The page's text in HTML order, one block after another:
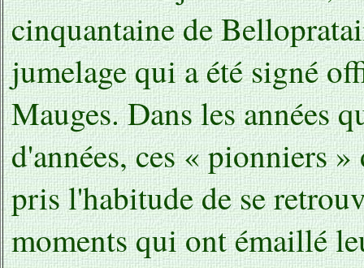
cinquantaine de
jumelage qui a été signé
Mauges. Dans les années
d'années, ces « pionniers
pris l'habitude de se
moments qui ont émaillé